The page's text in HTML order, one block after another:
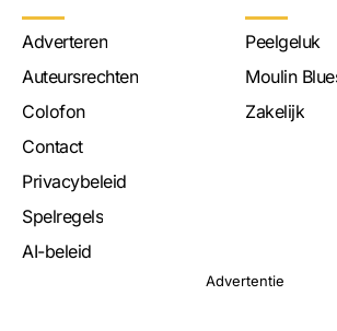
Adverteren
Auteursrechten
Colofon
Contact
Privacybeleid
Spelregels
AI-beleid
Peelgeluk
Moulin
Zakelijk
Advertentie